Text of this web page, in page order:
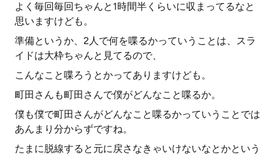
よく毎回毎回ちゃんと1時間半くらいに収まってるなと
思いますけども。
準備というか、2人で何を喋るかっていうことは、スラ
イドは大枠ちゃんと見てるので、
こんなこと喋ろうとかってありますけども。
町田さんも町田さんで僕がどんなこと喋るか。
僕も僕で町田さんがどんなこと喋るかっていうことでは
あんまり分からずですね。
たまに脱線すると元に戻さなきゃいけないなとかという